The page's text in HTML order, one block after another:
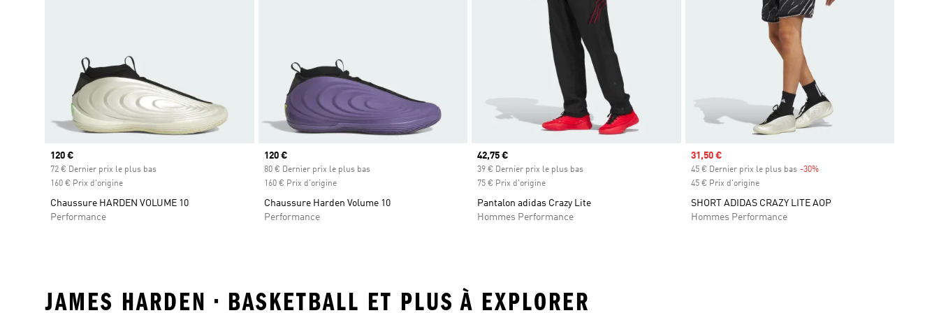
Prix actuel
120 €
72 € Dernier prix le plus bas
160 € Prix d'origine
Chaussure HARDEN VOLUME 10
Performance
Prix actuel
120 €
80 € Dernier prix le plus bas
160 € Prix d'origine
Chaussure Harden Volume 10
Performance
Prix actuel
42,75 €
39 € Dernier prix le plus bas
75 € Prix d'origine
Pantalon adidas Crazy Lite
Hommes Performance
Prix soldé
31,50 €
45 € Dernier prix le plus bas -30%Rabais
45 € Prix d'origine
SHORT ADIDAS CRAZY LITE AOP
Hommes Performance
JAMES HARDEN • BASKETBALL ET PLUS À EXPLORER